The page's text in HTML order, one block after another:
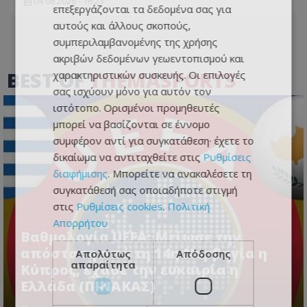
BEST OFTHEMASPORTS
Βαθμολογία UEFA: Μείωσε την
απόσταση από τη 14η Νορβηγία η
Κύπρος, έχασε την ευκαιρία η
Ελλάδα (ΠΙΝΑΚΑΣ)
επεξεργάζονται τα δεδομένα σας για
αυτούς και άλλους σκοπούς,
συμπεριλαμβανομένης της χρήσης
ακριβών δεδομένων γεωεντοπισμού και
χαρακτηριστικών συσκευής. Οι επιλογές
σας ισχύουν μόνο για αυτόν τον
ιστότοπο. Ορισμένοι προμηθευτές
μπορεί να βασίζονται σε έννομο
συμφέρον αντί για συγκατάθεση· έχετε το
δικαίωμα να αντιταχθείτε στις Ρυθμίσεις
διαφήμισης. Μπορείτε να ανακαλέσετε τη
συγκατάθεσή σας οποιαδήποτε στιγμή
στις Ρυθμίσεις cookies. Πολιτική
Απορρήτου
Απολύτως
απαραίτητα
Απόδοσης